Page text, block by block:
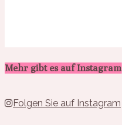
Mehr gibt es auf Instagram
Folgen Sie auf Instagram